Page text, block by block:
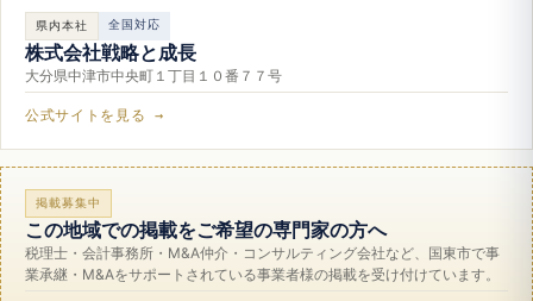
県内本社 全国対応
株式会社戦略と成長
大分県中津市中央町１丁目１０番７７号
公式サイトを見る →
掲載募集中
この地域での掲載をご希望の専門家の方へ
税理士・会計事務所・M&A仲介・コンサルティング会社など、国東市で事
業承継・M&Aをサポートされている事業者様の掲載を受け付けています。